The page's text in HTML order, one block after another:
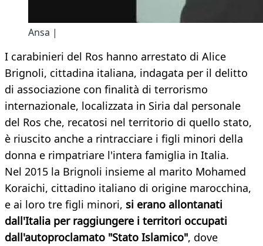
Ansa |
I carabinieri del Ros hanno arrestato di Alice
Brignoli, cittadina italiana, indagata per il delitto
di associazione con finalità di terrorismo
internazionale, localizzata in Siria dal personale
del Ros che, recatosi nel territorio di quello stato,
è riuscito anche a rintracciare i figli minori della
donna e rimpatriare l'intera famiglia in Italia.
Nel 2015 la Brignoli insieme al marito Mohamed
Koraichi, cittadino italiano di origine marocchina,
e ai loro tre figli minori, si erano allontanati
dall'Italia per raggiungere i territori occupati
dall'autoproclamato "Stato Islamico", dove